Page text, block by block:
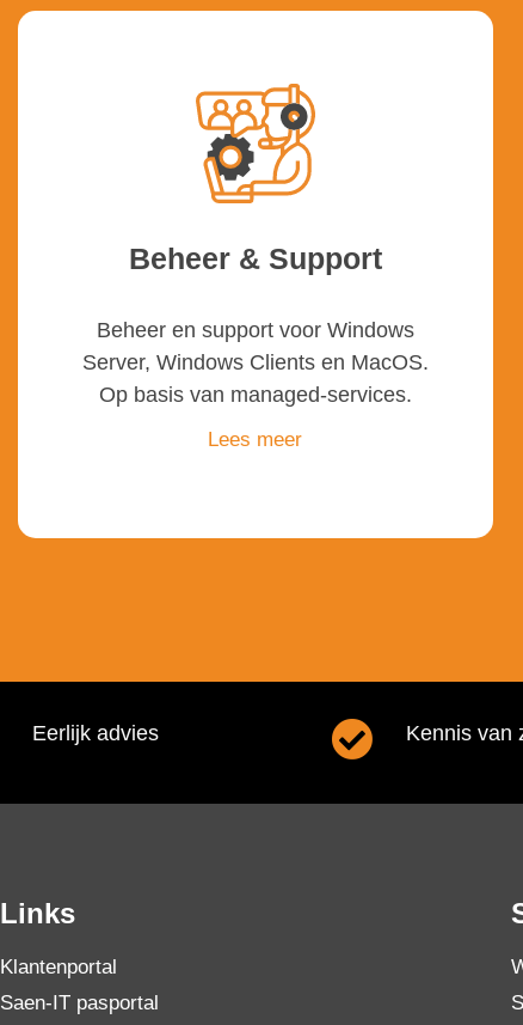
Beheer & Support
Beheer en support voor Windows
Server, Windows Clients en MacOS.
Op basis van managed-services.
Lees meer
Eerlijk advies Kennis van
Links
Klantenportal
Saen-IT pasportal